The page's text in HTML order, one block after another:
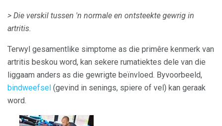
> Die verskil tussen 'n normale en ontsteekte gewrig in
artritis.
Terwyl gesamentlike simptome as die primêre kenmerk van
artritis beskou word, kan sekere rumatiektes dele van die
liggaam anders as die gewrigte beïnvloed. Byvoorbeeld,
bindweefsel (gevind in senings, spiere of vel) kan geraak
word.